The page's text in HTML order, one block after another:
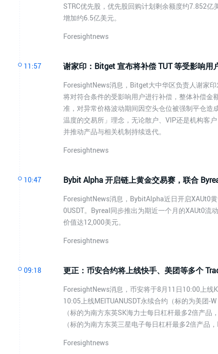
STRC优先股，优先股回购计划剩余额度约7.852
增加约6.5亿美元。
Foresightnews
11:57 谢家印：Bitget 宣布将补偿 TUT 等受影响用
ForesightNews消息，Bitget大中华区负责人谢家
将对符合条件的受影响用户进行补偿，整体补偿
准，对异常价格波动期间因空头仓位被强制平仓
温度的交易所」理念，无论散户、VIP还是机构客
并推动产品与相关机制持续迭代。
Foresightnews
10:47 Bybit Alpha 开启链上黄金交易赛，联合
ForesightNews消息，BybitAlpha近日开启XAUt0
0USDT。Byreal同步推出为期近一个月的XAUt0流
价值达12,000美元。
Foresightnews
09:18 更正：币安合约将上线快手、美团等多个
ForesightNews消息，币安将于8月11日10:00上线
10:05上线MEITUANUSDT永续合约（标的为美团-
（标的为南方东英SK海力士每日杠杆最多2倍产品
（标的为南方东英三星电子每日杠杆最多2倍产品
Foresightnews